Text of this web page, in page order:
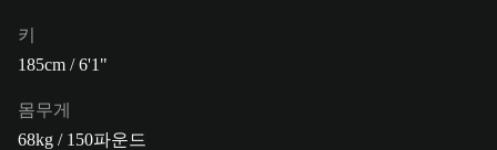
키
185cm / 6'1"
몸무게
68kg / 150파운드